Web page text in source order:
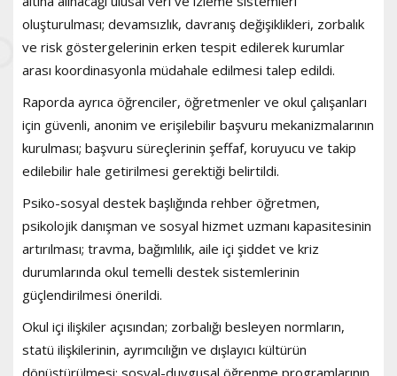
oluşturulması; devamsızlık, davranış değişiklikleri, zorbalık
ve risk göstergelerinin erken tespit edilerek kurumlar
arası koordinasyonla müdahale edilmesi talep edildi.
Raporda ayrıca öğrenciler, öğretmenler ve okul çalışanları
için güvenli, anonim ve erişilebilir başvuru mekanizmalarının
kurulması; başvuru süreçlerinin şeffaf, koruyucu ve takip
edilebilir hale getirilmesi gerektiği belirtildi.
Psiko-sosyal destek başlığında rehber öğretmen,
psikolojik danışman ve sosyal hizmet uzmanı kapasitesinin
artırılması; travma, bağımlılık, aile içi şiddet ve kriz
durumlarında okul temelli destek sistemlerinin
güçlendirilmesi önerildi.
Okul içi ilişkiler açısından; zorbalığı besleyen normların,
statü ilişkilerinin, ayrımcılığın ve dışlayıcı kültürün
dönüştürülmesi; sosyal-duygusal öğrenme programlarının